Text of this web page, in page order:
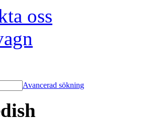
oss
Avancerad sökning